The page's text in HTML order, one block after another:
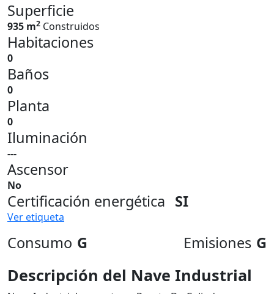
Superficie
935 m2 Construidos
Habitaciones
0
Baños
0
Planta
0
Iluminación
---
Ascensor
No
Certificación energética SI
Ver etiqueta
Consumo G Emisiones G
Descripción del Nave Industrial